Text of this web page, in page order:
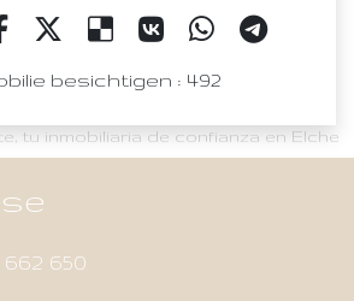
besichtigen : 492
tu inmobiliaria de confianza en Elche
662 650